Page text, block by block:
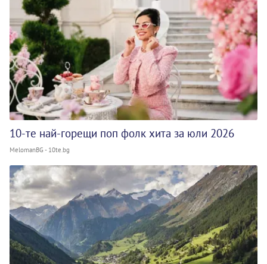
10-те най-горещи поп фолк хита за юли 2026
MelomanBG - 10te.bg